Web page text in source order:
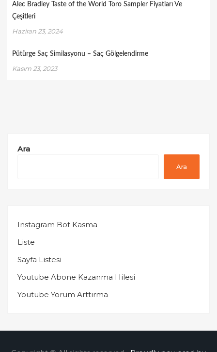
Alec Bradley Taste of the World Toro Sampler Fiyatları Ve
Çeşitleri
Haziran 23, 2024
Pütürge Saç Similasyonu – Saç Gölgelendirme
Kasım 23, 2023
Ara
Ara
Instagram Bot Kasma
Liste
Sayfa Listesi
Youtube Abone Kazanma Hilesi
Youtube Yorum Arttırma